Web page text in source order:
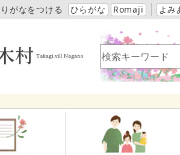
がなをつける ひらがな Romaji よみ